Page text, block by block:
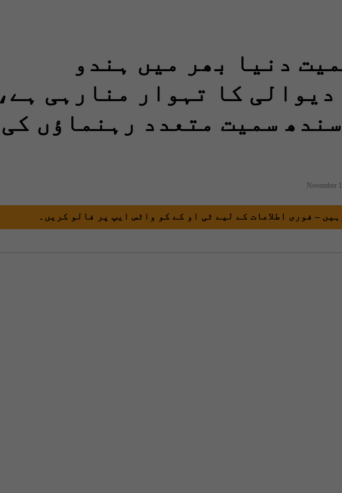
دنیا بھر میں ہندو
دیوالی کا تہوار منارہی ہے،
سمیت متعدد رہنماؤں کی
November
– فوری اطلاعات کے لیے ٹی او کے کو واٹس ایپ پر فالو کریں۔